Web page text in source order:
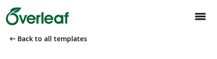
menu
arrow_left_alt Back to all templates